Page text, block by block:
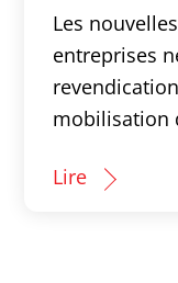
Les
entreprises
mobilisation
Lire